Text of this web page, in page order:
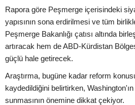
Rapora göre Peşmerge içerisindeki
yapısının sona erdirilmesi ve tüm
Peşmerge Bakanlığı çatısı altında
artıracak hem de ABD-Kürdistan
güçlü hale getirecek.
Araştırma, bugüne kadar reform
kaydedildiğini belirtirken,
sunmasının önemine dikkat çekiyor.